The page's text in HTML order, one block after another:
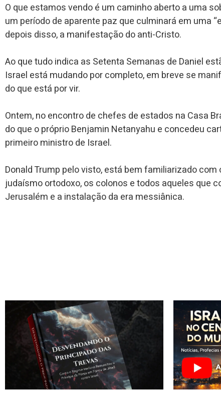
O que estamos vendo é um caminho aberto a uma
um período de aparente paz que culminará em uma
depois disso, a manifestação do anti-Cristo.
Ao que tudo indica as Setenta Semanas de Daniel
Israel está mudando por completo, em breve se
do que está por vir.
Ontem, no encontro de chefes de estados na Casa
do que o próprio Benjamin Netanyahu e concedeu
primeiro ministro de Israel.
Donald Trump pelo visto, está bem familiarizado
judaísmo ortodoxo, os colonos e todos aqueles que
Jerusalém e a instalação da era messiânica.